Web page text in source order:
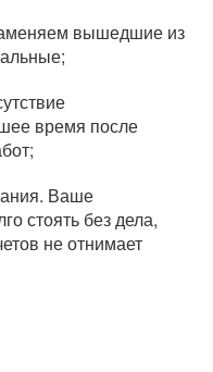
вышедшие из
время после
Ваше
стоять без дела,
не отнимает